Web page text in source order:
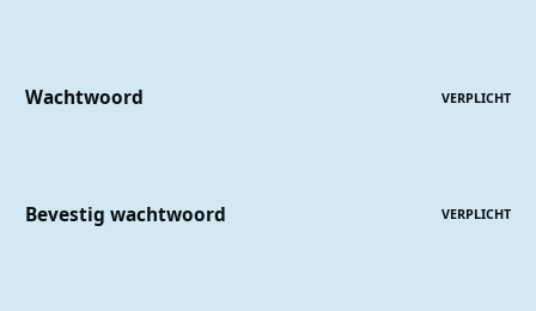
Wachtwoord VERPLICHT
Bevestig wachtwoord VERPLICHT